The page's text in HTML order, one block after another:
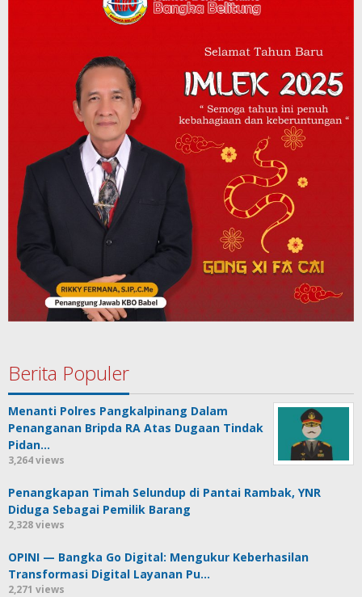
Berita Populer
Menanti Polres Pangkalpinang Dalam
Penanganan Bripda RA Atas Dugaan Tindak
Pidan…
3,264 views
Penangkapan Timah Selundup di Pantai Rambak, YNR
Diduga Sebagai Pemilik Barang
2,328 views
OPINI — Bangka Go Digital: Mengukur Keberhasilan
Transformasi Digital Layanan Pu…
2,271 views